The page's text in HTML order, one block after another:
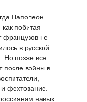
Наполеон
побитая
французов не
в русской
Но позже все
после войны в
фехтование.
навык